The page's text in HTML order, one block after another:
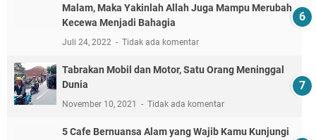
Malam, Maka Yakinlah Allah Juga Mampu Merubah
Kecewa Menjadi Bahagia
Juli 24, 2022 Tidak ada komentar
Tabrakan Mobil dan Motor, Satu Orang Meninggal
Dunia
November 10, 2021 Tidak ada komentar
5 Cafe Bernuansa Alam yang Wajib Kamu Kunjungi